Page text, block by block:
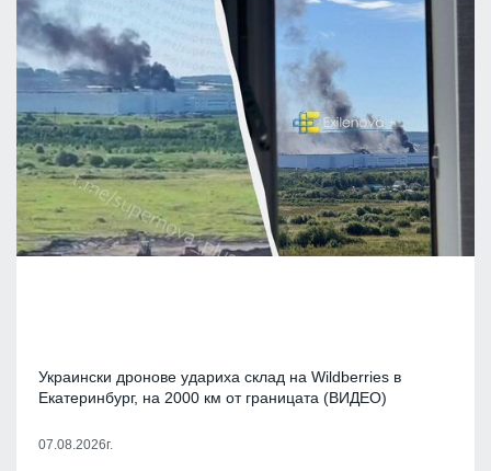
Украински дронове удариха склад на Wildberries в
Екатеринбург, на 2000 км от границата (ВИДЕО)
07.08.2026г.